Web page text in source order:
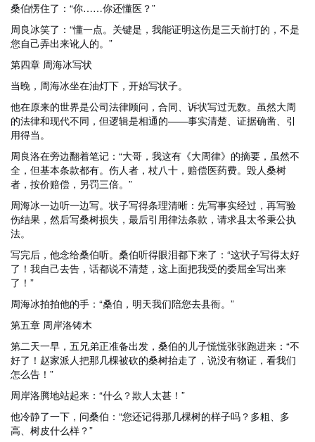
桑伯愣住了：“你……你还懂医？”
周良冰笑了：“懂一点。关键是，我能证明这伤是三天前打的，不是
您自己弄出来讹人的。”
第四章 周海冰写状
当晚，周海冰坐在油灯下，开始写状子。
他在原来的世界是公司法律顾问，合同、诉状写过无数。虽然大周
的法律和现代不同，但逻辑是相通的——事实清楚、证据确凿、引
用得当。
周良洛在旁边翻着笔记：“大哥，我这有《大周律》的摘要，虽然不
全，但基本条款都有。伤人者，杖八十，赔偿医药费。毁人桑树
者，按价赔偿，另罚三倍。”
周海冰一边听一边写。状子写得条理清晰：先写事实经过，再写验
伤结果，然后写桑树损失，最后引用律法条款，请求县太爷秉公执
法。
写完后，他念给桑伯听。桑伯听得眼泪都下来了：“这状子写得太好
了！我自己去告，话都说不清楚，这上面把我受的委屈全写出来
了！”
周海冰拍拍他的手：“桑伯，明天我们陪您去县衙。”
第五章 周岸洛铸木
第二天一早，五兄弟正准备出发，桑伯的儿子慌慌张张跑进来：“不
好了！赵家派人把那几棵被砍的桑树抬走了，说没有物证，看我们
怎么告！”
周岸洛腾地站起来：“什么？欺人太甚！”
他冷静了一下，问桑伯：“您还记得那几棵树的样子吗？多粗、多
高、树皮什么样？”